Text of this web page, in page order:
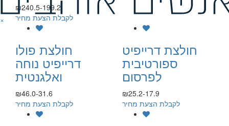
×
₪240.5-199.2
לקבלת הצעת מחיר
חולצת דרייפיט
ספורטיבית
לפרסום
₪25.2-17.9
לקבלת הצעת מחיר
חולצת פולו
דרייפיט נוחה
ואלגנטית
₪46.0-31.6
לקבלת הצעת מחיר